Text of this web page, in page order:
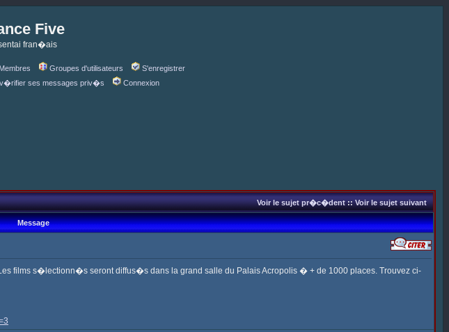
Five
fran�ais
Groupes d'utilisateurs
S'enregistrer
ses messages priv�s Connexion
Voir le sujet pr�c�dent::Voir le sujet suivant
Message
films s�lectionn�s seront diffus�s dans la grand salle du Palais Acropolis � + de 1000 places. Trouvez ci-